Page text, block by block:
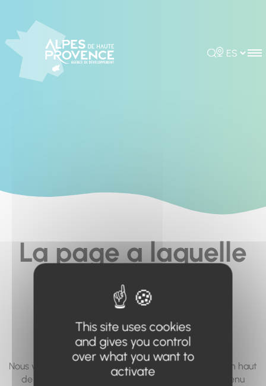
Rechercher
Choisir la
La page a laquelle
vous cherchez à
accéder n'existe
pas... ou plus.
Nous vous invitons à utiliser le moteur de recherche en haut
de page, ou à utiliser le menu pour trouver le contenu
This site uses cookies
and gives you control
over what you want to
activate